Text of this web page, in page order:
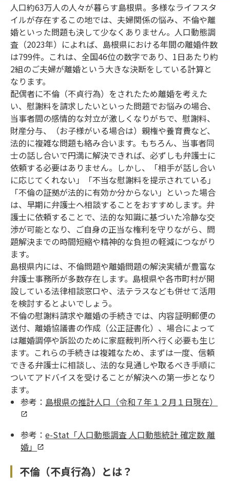
人口約63万人の人々が暮らす島根県。多様なライフスタ
イルが存在するこの地では、夫婦関係の悩み、不倫や離
婚といった問題も決して少なくありません。人口動態調
査（2023年）によれば、島根県における年間の離婚件数
は799件。これは、全国46位の数字であり、1日あたり約
2組のご夫婦が離婚という大きな決断をしている計算と
なります。
配偶者に不倫（不貞行為）をされたため離婚を考えた
い、慰謝料を請求したいといった問題でお悩みの場合、
当事者間の感情的な対立が激しくなりがちで、慰謝料、
財産分与、（お子様がいる場合は）親権や養育費など、
法的に複雑な問題も絡み合います。もちろん、当事者同
士の話し合いで円満に解決できれば、必ずしも弁護士に
依頼する必要はありません。しかし、「相手が話し合い
に応じてくれない」「不当な慰謝料を提示されている」
「不倫の証拠が法的に有効か分からない」といった場合
は、早期に弁護士へ相談することをおすすめします。弁
護士に依頼することで、法的な知識に基づいた冷静な交
渉が可能となり、ご自身の正当な権利を守りながら、問
題解決までの時間短縮や精神的な負担の軽減につながり
ます。
島根県内には、不倫問題や離婚問題の解決実績が豊富な
弁護士事務所が多数存在します。島根県や各市町村が開
設している法律相談窓口や、法テラスなども併せて活用
を検討するとよいでしょう。
不倫の慰謝料請求や離婚の手続きでは、内容証明郵便の
送付、離婚協議書の作成（公正証書化）、場合によって
は離婚調停や訴訟のために家庭裁判所へ行く必要も生じ
ます。これらの手続きは複雑なため、まずは一度、信頼
できる弁護士に相談し、法的な見通しや取るべき手順に
ついてアドバイスを受けることが解決への第一歩となり
ます。
参考： 島根県の推計人口（令和７年１２月１日現在）
参考：e-Stat「人口動態調査 人口動態統計 確定数 離
婚」
不倫（不貞行為）とは？